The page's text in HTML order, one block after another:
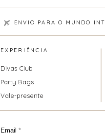
ENVIO PARA O MUNDO
EXPERIÊNCIA
Divas Club
Party Bags
Vale-presente
Email